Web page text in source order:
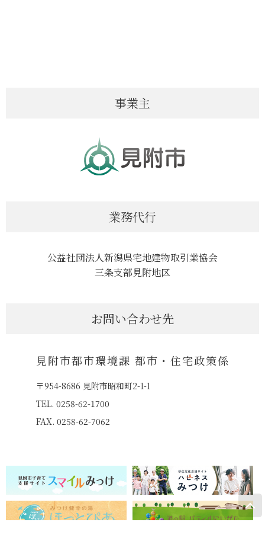
事業主
業務代行
公益社団法人新潟県宅地建物取引業協会
三条支部見附地区
お問い合わせ先
見附市都市環境課 都市・住宅政策係
〒954-8686 見附市昭和町2-1-1
TEL. 0258-62-1700
FAX. 0258-62-7062